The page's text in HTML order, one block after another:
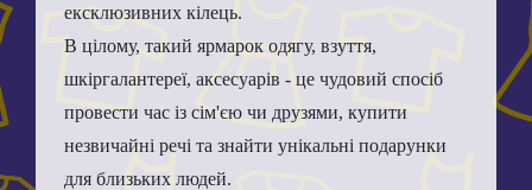
ексклюзивних кілець.
В цілому, такий ярмарок одягу, взуття,
шкіргалантереї, аксесуарів - це чудовий спосіб
провести час із сім'єю чи друзями, купити
незвичайні речі та знайти унікальні подарунки
для близьких людей.